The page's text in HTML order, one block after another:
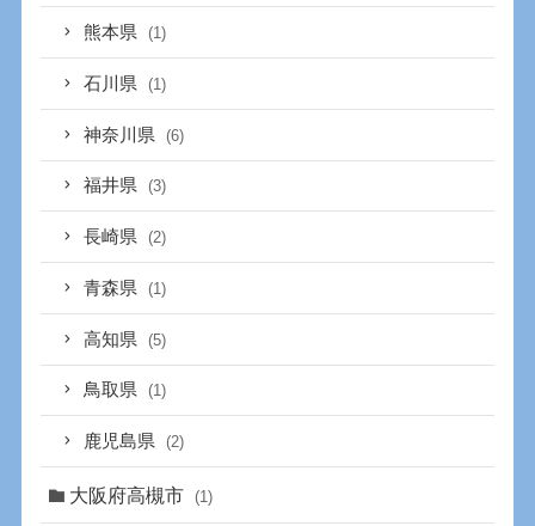
熊本県 (1)
石川県 (1)
神奈川県 (6)
福井県 (3)
長崎県 (2)
青森県 (1)
高知県 (5)
鳥取県 (1)
鹿児島県 (2)
大阪府高槻市 (1)